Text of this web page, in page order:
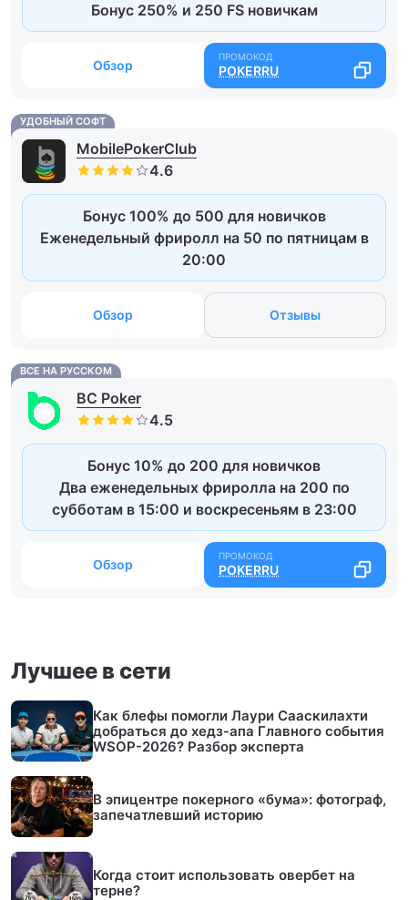
Бонус 250% и 250 FS новичкам
Обзор POKERRU
УДОБНЫЙ СОФТ
MobilePokerClub
Бонус 100% до 500 для новичков
Еженедельный фриролл на 50 по пятницам в
20:00
Обзор Отзывы
ВСЕ НА РУССКОМ
BC Poker
Бонус 10% до 200 для новичков
Два еженедельных фриролла на 200 по
субботам в 15:00 и воскресеньям в 23:00
Обзор POKERRU
Лучшее в сети
Как блефы помогли Лаури Сааскилахти
добраться до хедз-апа Главного события
WSOP-2026? Разбор эксперта
В эпицентре покерного «бума»: фотограф,
запечатлевший историю
Когда стоит использовать овербет на
терне?